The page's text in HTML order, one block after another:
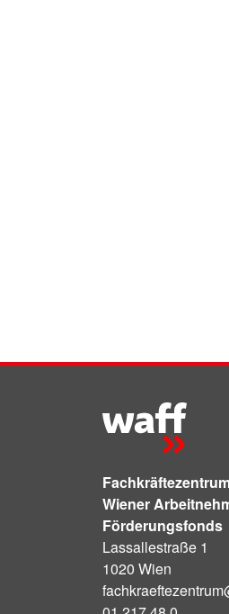
Wiener
Förderungsfonds
Lassallestraße 1
1020 Wien